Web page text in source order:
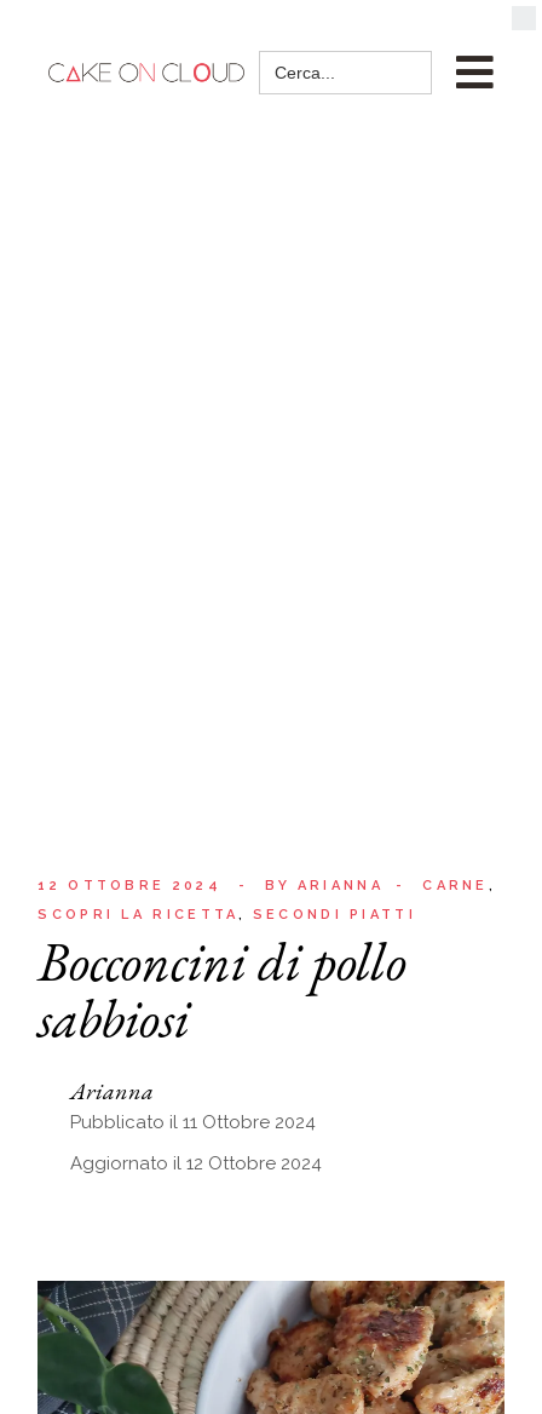
Search
for:
12 OTTOBRE 2024 BY ARIANNA
CARNE
SCOPRI LA RICETTA
SECONDI PIATTI
Bocconcini di pollo
sabbiosi
Arianna
Pubblicato il 11 Ottobre 2024
Aggiornato il 12 Ottobre 2024